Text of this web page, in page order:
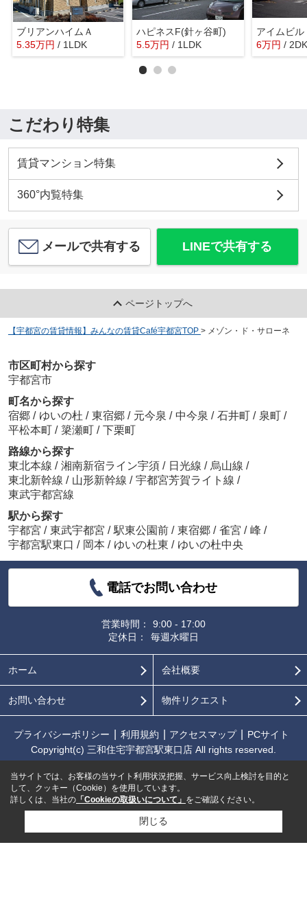
ブリアンハイムＡ
5.35万円 / 1LDK
ハピネスF(針ヶ谷町)
5.5万円 / 1LDK
アイムビル
6万円 / 2DK
こだわり特集
賃貸マンション特集
360°内覧特集
メールで共有する LINEで共有する
ページトップへ
【宇都宮の賃貸情報】みんなの賃貸Café宇都宮TOP > メゾン・ド・サローネ
市区町村から探す
宇都宮市
町名から探す
宿郷 / ゆいの杜 / 東宿郷 / 元今泉 / 中今泉 / 石井町 / 泉町 /
平松本町 / 簗瀬町 / 下栗町
路線から探す
東北本線 / 湘南新宿ライン宇須 / 日光線 / 烏山線 /
東北新幹線 / 山形新幹線 / 宇都宮芳賀ライト線 /
東武宇都宮線
駅から探す
宇都宮 / 東武宇都宮 / 駅東公園前 / 東宿郷 / 雀宮 / 峰 /
宇都宮駅東口 / 岡本 / ゆいの杜東 / ゆいの杜中央
電話でお問い合わせ
営業時間：
9:00 - 17:00
定休日：
毎週水曜日
ホーム 会社概要
お問い合わせ 物件リクエスト
プライバシーポリシー 利用規約 アクセスマップ
PCサイト
Copyright(c) 三和住宅宇都宮駅東口店 All rights reserved.
当サイトでは、お客様の当サイト利用状況把握、サービス向上検討を目的と
して、クッキー（Cookie）を使用しています。
詳しくは、当社の 「Cookieの取扱いについて」 をご確認ください。
閉じる